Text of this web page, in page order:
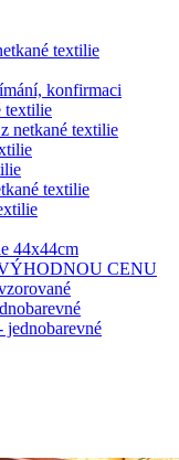
textilie
konfirmaci
textilie
netkané textilie
textilie
44x44cm
VÝHODNOU CENU
jednobarevné